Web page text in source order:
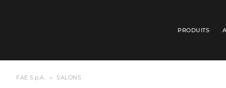
PRODUITS
FAE S.p.A. SALONS